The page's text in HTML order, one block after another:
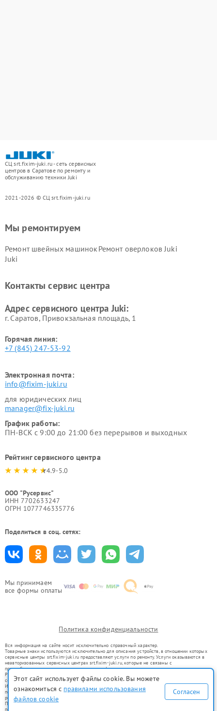
СЦ srt.fixim-juki.ru - сеть сервисных
центров в Саратове по ремонту и
обслуживанию техники Juki
2021-2026 © СЦ srt.fixim-juki.ru
Мы принимаем
все формы оплаты
Мы ремонтируем
Ремонт швейных машинок
Juki
Ремонт оверлоков Juki
Контакты сервис центра
Адрес сервисного центра Juki:
г. Саратов, Привокзальная площадь, 1
Горячая линия:
+7 (845) 247-53-92
Электронная почта:
info@fixim-juki.ru
для юридических лиц
manager@fix-juki.ru
График работы:
ПН-ВСК с 9:00 до 21:00 без перерывов и выходных
Рейтинг сервисного центра
4.9-5.0
ООО "Русервис"
ИНН 7702633247
ОГРН 1077746335776
Поделиться в соц. сетях:
Политика конфиденциальности
Вся информация на сайте носит исключительно справочный характер.
Товарные знаки используются исключительно для описания устройств, в отношении которых
сервисные центры srt.fixim-juki.ru предоставляют услуги по ремонту. Услуги оказываются в
неавторизованных сервисных центрах srt.fixim-juki.ru, которые не связаны с
правообладателями товарных знаков или их официальными представителями.
Ремонт осуществляется для устройств, уже введенных в гражданский оборот в соответствии
со статьей 1487 ГК РФ.
Использование товарных знаков не преследует цели индивидуализации услуг или введения
потребителей в заблуждение, а служит для информирования о предоставляемых услугах по
ремонту техники указанных брендов.
Представленная на сайте информация не является публичной офертой, определяемой
положениями Статьи 437(2) Гражданского кодекса РФ
Этот сайт использует файлы cookie. Вы можете
ознакомиться с правилами использования
файлов cookie
Согласен